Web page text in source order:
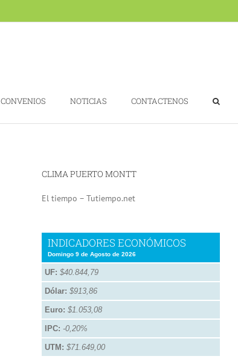
CONVENIOS NOTICIAS CONTACTENOS
CLIMA PUERTO MONTT
El tiempo – Tutiempo.net
INDICADORES ECONÓMICOS
Domingo 9 de Agosto de 2026
UF: $40.844,79
Dólar: $913,86
Euro: $1.053,08
IPC: -0,20%
UTM: $71.649,00